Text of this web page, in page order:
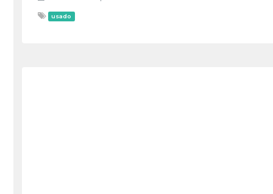
usado